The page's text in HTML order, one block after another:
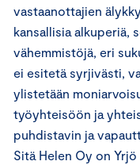
vastaanottajien
kansallisia alkuperiä,
vähemmistöjä, eri
ei esitetä syrjivästi,
ylistetään
työyhteisöön ja
puhdistavin ja
Sitä Helen Oy on